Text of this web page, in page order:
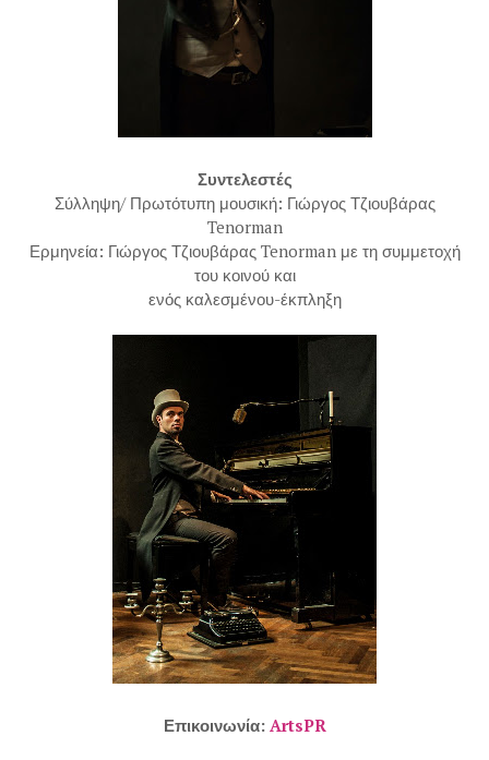
Συντελεστές
Σύλληψη/ Πρωτότυπη μουσική: Γιώργος Τζιουβάρας
Tenorman
Ερμηνεία: Γιώργος Τζιουβάρας Tenorman με τη συμμετοχή
του κοινού και
ενός καλεσμένου-έκπληξη
Επικοινωνία: ArtsPR